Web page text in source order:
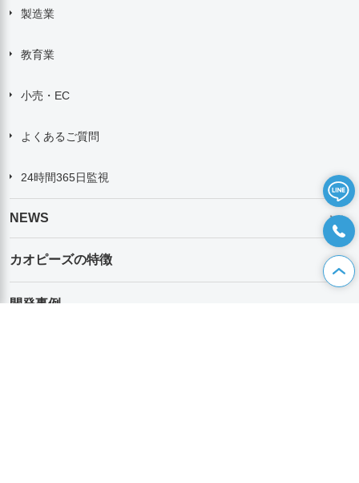
製造業
教育業
小売・EC
よくあるご質問
24時間365日監視
NEWS
カオピーズの特徴
開発事例